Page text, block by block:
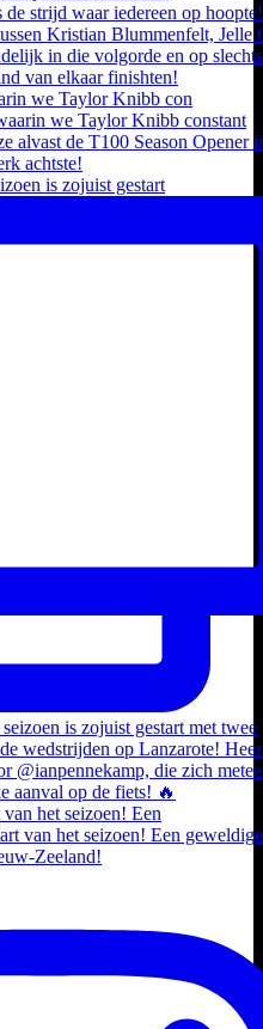
we Taylor Knibb con
is zojuist gestart
het seizoen! Een